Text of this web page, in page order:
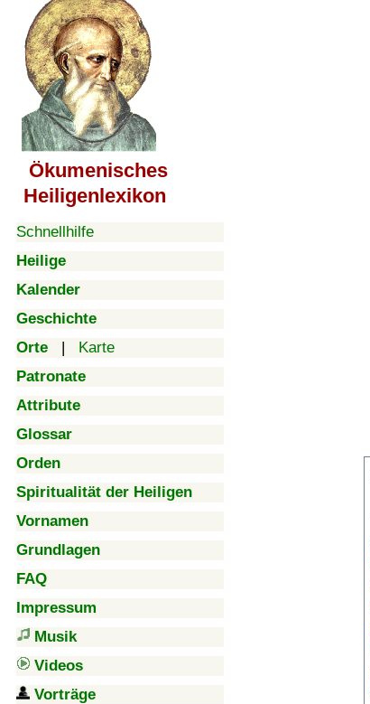
Ökumenisches
Heiligenlexikon
Schnellhilfe
Heilige
Kalender
Geschichte
Orte | Karte
Patronate
Attribute
Glossar
Orden
Spiritualität der Heiligen
Vornamen
Grundlagen
FAQ
Impressum
Musik
Videos
Vorträge